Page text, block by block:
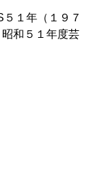
５１年（１９７
和５１年度芸